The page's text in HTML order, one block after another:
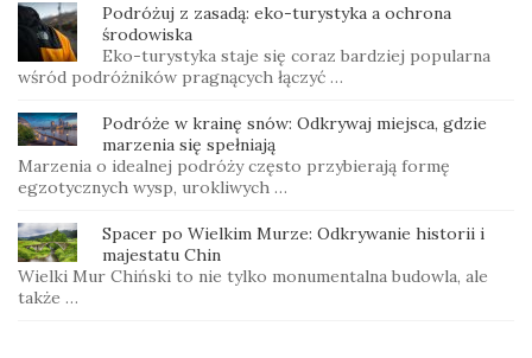
Podróżuj z zasadą: eko-turystyka a ochrona
środowiska
Eko-turystyka staje się coraz bardziej popularna
wśród podróżników pragnących łączyć …
Podróże w krainę snów: Odkrywaj miejsca, gdzie
marzenia się spełniają
Marzenia o idealnej podróży często przybierają formę
egzotycznych wysp, urokliwych …
Spacer po Wielkim Murze: Odkrywanie historii i
majestatu Chin
Wielki Mur Chiński to nie tylko monumentalna budowla, ale
także …